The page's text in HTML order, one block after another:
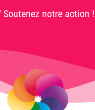
notre action !